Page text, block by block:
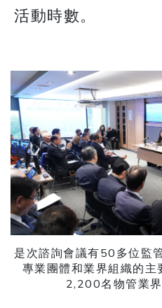
活動時數。
是次諮詢會議有50多位監
專業團體和業界組織的
2,200名物管業界